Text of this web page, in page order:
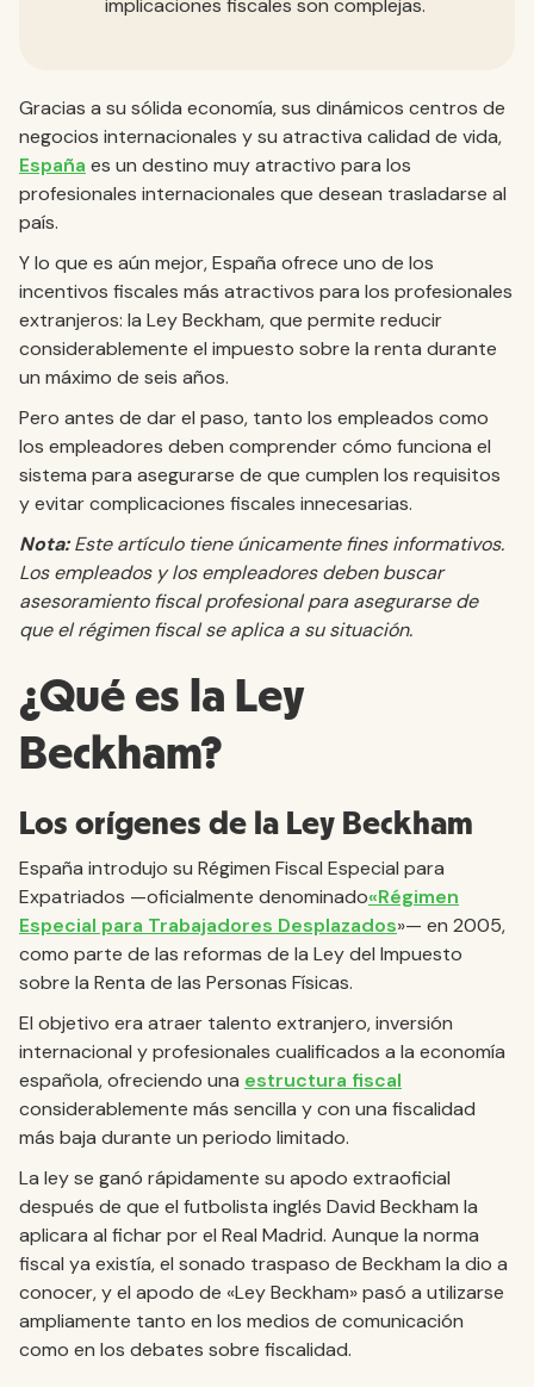
Gracias a su sólida economía, sus dinámicos centros de
negocios internacionales y su atractiva calidad de vida,
España es un destino muy atractivo para los
profesionales internacionales que desean trasladarse al
país.
Y lo que es aún mejor, España ofrece uno de los
incentivos fiscales más atractivos para los profesionales
extranjeros: la Ley Beckham, que permite reducir
considerablemente el impuesto sobre la renta durante
un máximo de seis años.
Pero antes de dar el paso, tanto los empleados como
los empleadores deben comprender cómo funciona el
sistema para asegurarse de que cumplen los requisitos
y evitar complicaciones fiscales innecesarias.
Nota:Este artículo tiene únicamente fines informativos.
Los empleados y los empleadores deben buscar
asesoramiento fiscal profesional para asegurarse de
que el régimen fiscal se aplica a su situación.
¿Qué es la Ley
Beckham?
Los orígenes de la Ley Beckham
España introdujo su Régimen Fiscal Especial para
Expatriados —oficialmente denominado«Régimen
Especial para Trabajadores Desplazados»— en 2005,
como parte de las reformas de la Ley del Impuesto
sobre la Renta de las Personas Físicas.
El objetivo era atraer talento extranjero, inversión
internacional y profesionales cualificados a la economía
española, ofreciendo una estructura fiscal
considerablemente más sencilla y con una fiscalidad
más baja durante un periodo limitado.
La ley se ganó rápidamente su apodo extraoficial
después de que el futbolista inglés David Beckham la
aplicara al fichar por el Real Madrid. Aunque la norma
fiscal ya existía, el sonado traspaso de Beckham la dio a
conocer, y el apodo de «Ley Beckham» pasó a utilizarse
ampliamente tanto en los medios de comunicación
como en los debates sobre fiscalidad.